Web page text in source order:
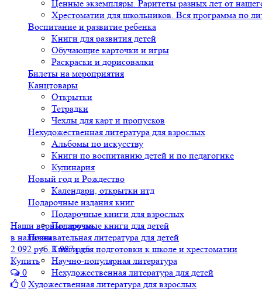
Ценные экземпляры. Раритеты разных лет от
Хрестоматии для школьников. Вся программа по
Воспитание и развитие ребенка
Книги для развития детей
Обучающие карточки и игры
Раскраски и дорисовалки
Билеты на мероприятия
Канцтовары
Открытки
Тетрадки
Чехлы для карт и пропусков
Нехудожественная литература для взрослых
Альбомы по искусству
Книги по воспитанию детей и по педагогике
Кулинария
Новый год и Рождество
Календари, открытки итд
Подарочные издания книг
Подарочные книги для взрослых
Подарочные книги для детей
Познавательная литература для детей
Книги для подготовки к школе и хрестоматии
Научно-популярная литература
Нехудожественная литература для детей
Художественная литература для взрослых
Наши верные друзья
в наличии
2 092 руб. 1 987 руб.
Купить
0
0